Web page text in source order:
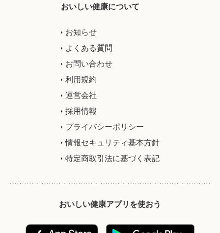
おいしい健康について
お知らせ
よくある質問
お問い合わせ
利用規約
運営会社
採用情報
プライバシーポリシー
情報セキュリティ基本方針
特定商取引法に基づく表記
おいしい健康アプリを使おう